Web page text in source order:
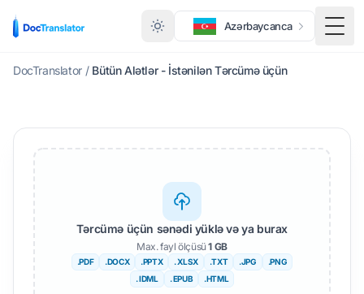
Azərbaycanca
DocTranslator / Bütün Alətlər - İstənilən Tərcümə üçün
Tərcümə üçün sənədi yüklə və ya burax
Max. fayl ölçüsü1 GB
.PDF .DOCX .PPTX . XLSX .TXT .JPG
.PNG
. IDML
. EPUB .HTML